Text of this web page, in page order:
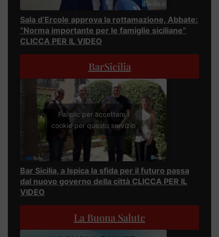
Sala d’Ercole approva la rottamazione, Abbate:
“Norma importante per le famiglie siciliane”
CLICCA PER IL VIDEO
BarSicilia
Fai clic per accettare i
cookie per questo servizio
Bar Sicilia, a Ispica la sfida per il futuro passa
dal nuovo governo della città CLICCA PER IL
VIDEO
La Buona Salute